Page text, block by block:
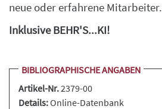
neue oder erfahrene Mitarbeiter.
Inklusive BEHR'S...KI!
BIBLIOGRAPHISCHE ANGABEN
Artikel-Nr.2379-00
Details:Online-Datenbank